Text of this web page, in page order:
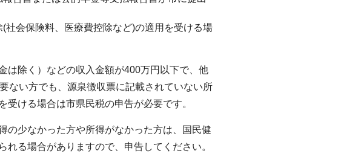
会保険料、医療費控除など)の適用を受ける場
は除く）などの収入金額が400万円以下で、他
ない方でも、源泉徴収票に記載されていない所
ける場合は市県民税の申告が必要です。
の少なかった方や所得がなかった方は、国民健
る場合がありますので、申告してください。